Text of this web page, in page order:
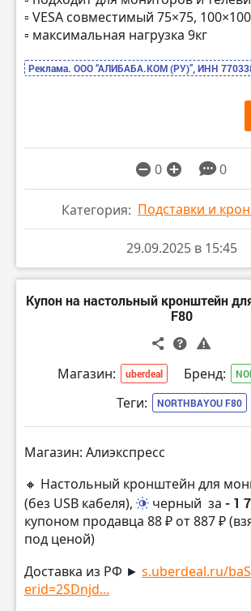
▫️ VESA совместимый 75×75,
▫️ максимальная нагрузка 9кг
Реклама. ООО “АЛИБАБА.КОМ (РУ)”, ИНН
0 0
Категория: Подставки и
29.09.2025 в 15:45
Купон на настольный кронштейн
F80
Магазин: uberdeal Бренд:
Теги: NORTHBAYOU F80
Магазин: Алиэкспресс
🔸 Настольный кронштейн для
(без USB кабеля),
черный за - 1
купоном продавца 88 ₽ от 887 ₽
под ценой)
Доставка из РФ ► s.uberdeal.ru/
erid=2SDnjd...